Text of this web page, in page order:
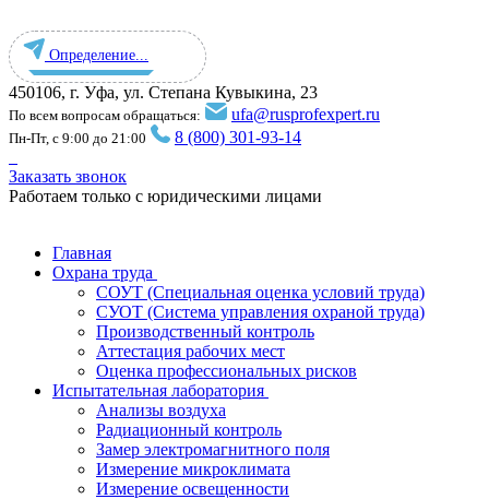
Определение...
450106, г. Уфа, ул. Степана Кувыкина, 23
По всем вопросам обращаться: ufa@rusprofexpert.ru
Пн-Пт, с 9:00 до 21:00 8 (800) 301-93-14
Заказать звонок
Работаем только с юридическими лицами
Главная
Охрана труда
СОУТ (Специальная оценка условий труда)
СУОТ (Система управления охраной труда)
Производственный контроль
Аттестация рабочих мест
Оценка профессиональных рисков
Испытательная лаборатория
Анализы воздуха
Радиационный контроль
Замер электромагнитного поля
Измерение микроклимата
Измерение освещенности